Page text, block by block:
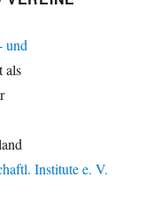
und
als
Institute e. V.